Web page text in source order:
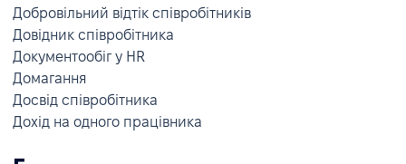
Добровільний відтік співробітників
Довідник співробітника
Документообіг у HR
Домагання
Досвід співробітника
Дохід на одного працівника